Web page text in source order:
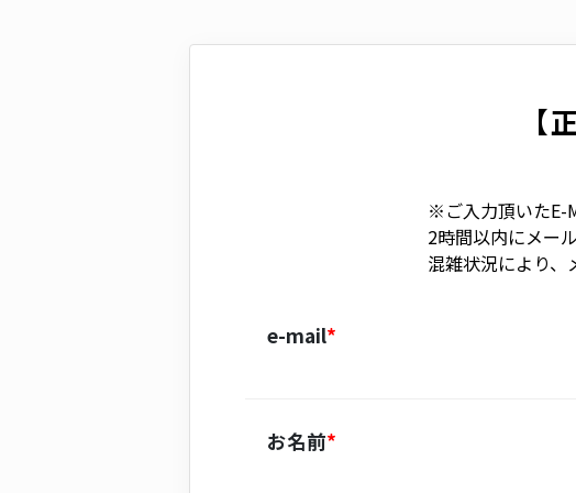
※ご入力頂いたE-
2時間以内にメー
混雑状況により、
e-mail*
お名前*